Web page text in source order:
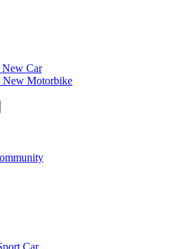
Car
New Motorbike
Car